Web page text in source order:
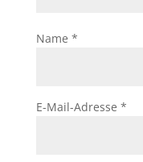
Name *
E-Mail-Adresse *